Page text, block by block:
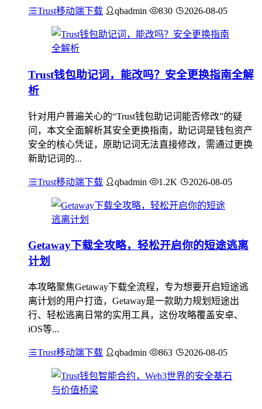
Trust移动端下载 qbadmin 830 2026-08-05
Trust钱包助记词，能改吗？安全更换指南全解
析
针对用户普遍关心的“Trust钱包助记词能否修改”的疑
问，本文全面解析其安全更换指南，助记词是钱包资产
安全的核心凭证，原助记词无法直接修改，需通过更换
新助记词的...
Trust移动端下载 qbadmin 1.2K 2026-08-05
Getaway下载全攻略，轻松开启你的短途逃离
计划
本攻略聚焦Getaway下载全流程，专为想要开启短途逃
离计划的用户打造，Getaway是一款助力规划短途出
行、轻松逃离日常的实用工具，这份攻略覆盖安卓、
iOS等...
Trust移动端下载 qbadmin 863 2026-08-05